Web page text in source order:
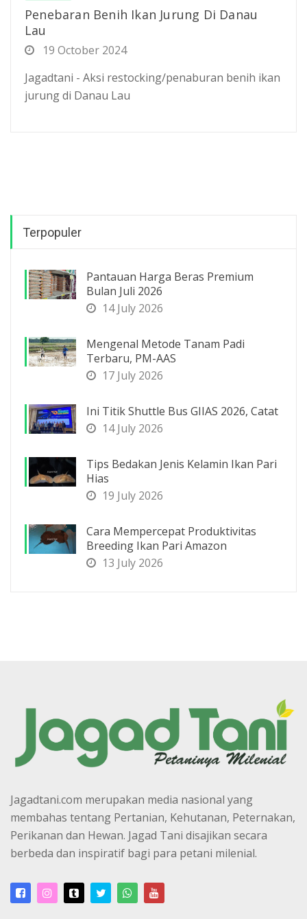
Penebaran Benih Ikan Jurung Di Danau
Lau
19 October 2024
Jagadtani - Aksi restocking/penaburan benih ikan
jurung di Danau Lau
Terpopuler
Pantauan Harga Beras Premium
Bulan Juli 2026
14 July 2026
Mengenal Metode Tanam Padi
Terbaru, PM-AAS
17 July 2026
Ini Titik Shuttle Bus GIIAS 2026, Catat
14 July 2026
Tips Bedakan Jenis Kelamin Ikan Pari
Hias
19 July 2026
Cara Mempercepat Produktivitas
Breeding Ikan Pari Amazon
13 July 2026
Jagadtani.com merupakan media nasional yang
membahas tentang Pertanian, Kehutanan, Peternakan,
Perikanan dan Hewan. Jagad Tani disajikan secara
berbeda dan inspiratif bagi para petani milenial.